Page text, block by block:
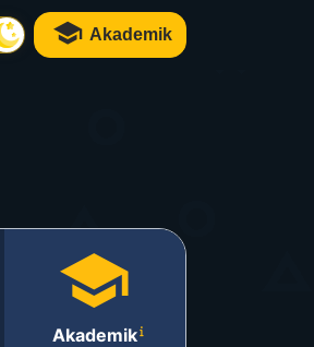
Akademik
Akademik